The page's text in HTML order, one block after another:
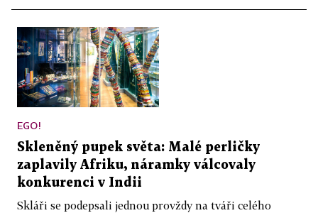
EGO!
Skleněný pupek světa: Malé perličky
zaplavily Afriku, náramky válcovaly
konkurenci v Indii
Skláři se podepsali jednou provždy na tváři celého